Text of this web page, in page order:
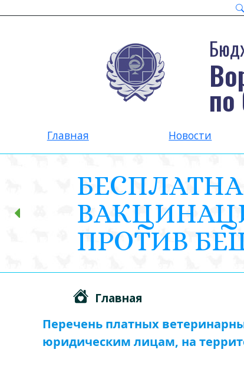
Главная Новости
ПРОТИВ
Главная
Перечень платных
юридическим лицам, на